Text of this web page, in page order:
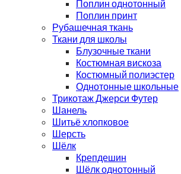
Поплин однотонный
Поплин принт
Рубашечная ткань
Ткани для школы
Блузочные ткани
Костюмная вискоза
Костюмный полиэстер
Однотонные школьные
Трикотаж Джерси Футер
Шанель
Шитьё хлопковое
Шерсть
Шёлк
Крепдешин
Шёлк однотонный